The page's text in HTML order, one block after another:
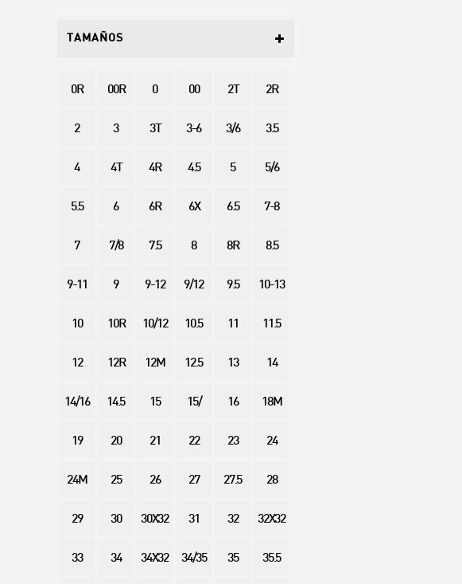
TAMAÑOS
0R 00R 0 00 2T 2R
2 3 3T 3-6 3/6 3.5
4 4T 4R 4.5 5 5/6
5.5 6 6R 6X 6.5 7-8
7 7/8 7.5 8 8R 8.5
9-11 9 9-12 9/12 9.5 10-13
10 10R 10/12 10.5 11 11.5
12 12R 12M 12.5 13 14
14/16 14.5 15 15/ 16 18M
19 20 21 22 23 24
24M 25 26 27 27.5 28
29 30 30X32 31 32 32X32
33 34 34X32 34/35 35 35.5